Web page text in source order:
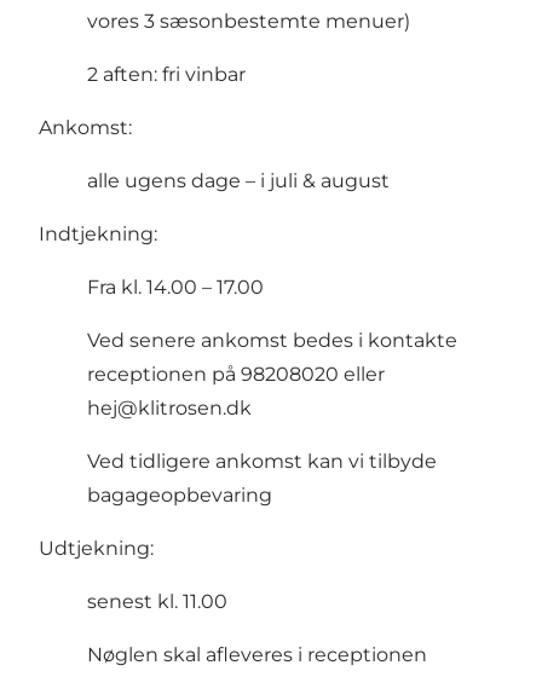
vores 3 sæsonbestemte menuer)
2 aften: fri vinbar
Ankomst:
alle ugens dage – i juli & august
Indtjekning:
Fra kl. 14.00 – 17.00
Ved senere ankomst bedes i kontakte
receptionen på 98208020 eller
hej@klitrosen.dk
Ved tidligere ankomst kan vi tilbyde
bagageopbevaring
Udtjekning:
senest kl. 11.00
Nøglen skal afleveres i receptionen